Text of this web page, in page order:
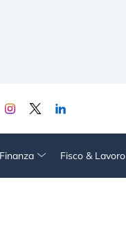
Fisco & Lavoro